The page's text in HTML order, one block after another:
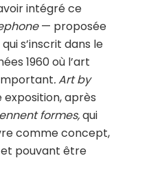
intégré ce
— proposée
s’inscrit dans le
1960 où l’art
. Art by
après
formes,qui
comme concept,
pouvant être